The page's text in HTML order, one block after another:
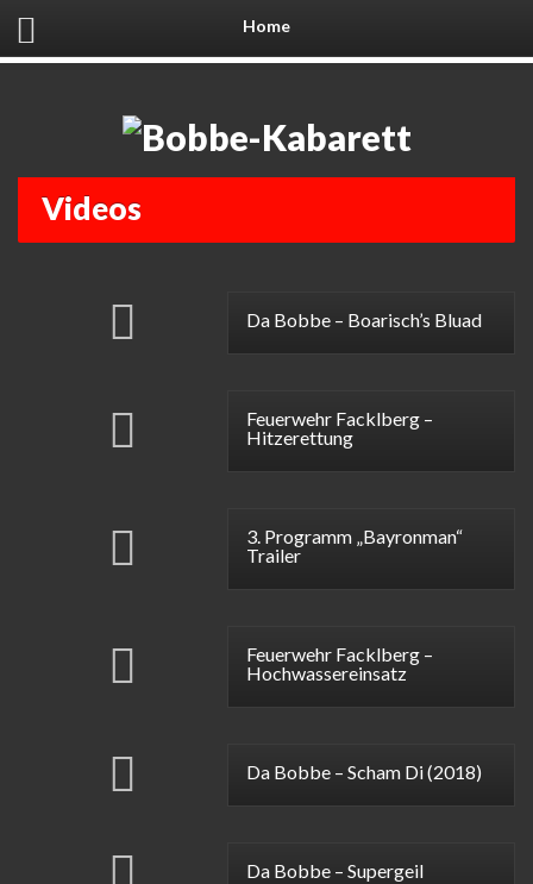
Home
Videos
Da Bobbe – Boarisch’s Bluad
Feuerwehr Facklberg –
Hitzerettung
3. Programm „Bayronman“
Trailer
Feuerwehr Facklberg –
Hochwassereinsatz
Da Bobbe – Scham Di (2018)
Da Bobbe – Supergeil